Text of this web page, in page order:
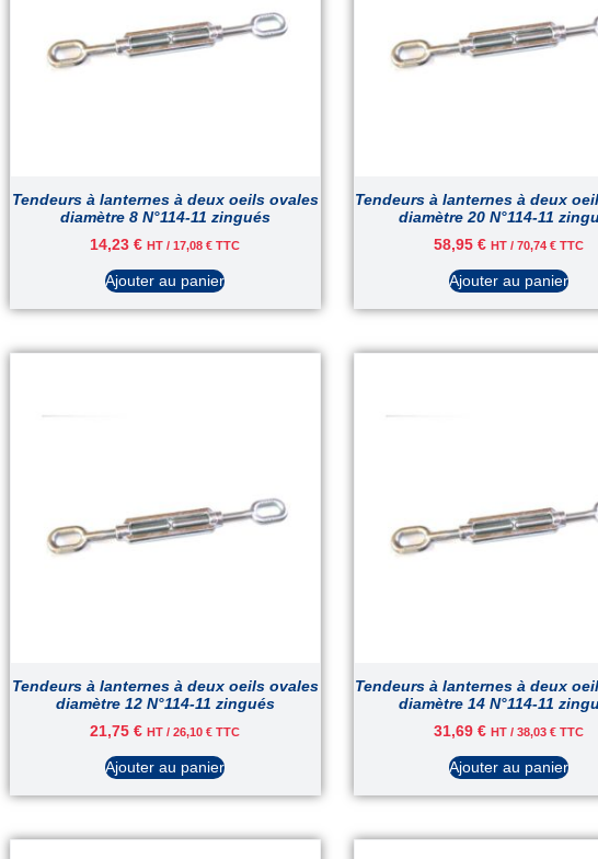
Tendeurs à lanternes à deux oeils ovales
diamètre 8 N°114-11 zingués
14,23€ HT /17,08€ TTC
Ajouter au panier
Tendeurs à lanternes à deux
diamètre 20 N°114-11
58,95 € HT / 70,74 €TTC
Ajouter au panier
Tendeurs à lanternes à deux oeils ovales
diamètre 12 N°114-11 zingués
21,75€ HT /26,10€ TTC
Ajouter au panier
Tendeurs à lanternes à deux
diamètre 14 N°114-11
31,69 € HT / 38,03 €TTC
Ajouter au panier